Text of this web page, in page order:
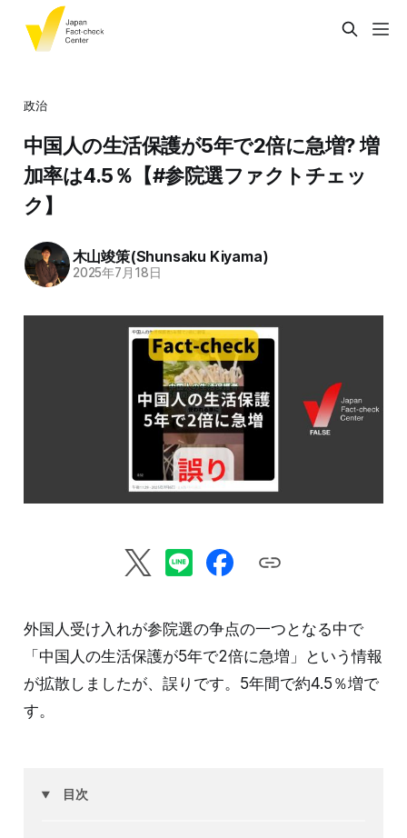
政治
中国人の生活保護が5年で2倍に急増? 増
加率は4.5％【#参院選ファクトチェッ
ク】
木山竣策(Shunsaku Kiyama)
2025年7月18日
外国人受け入れが参院選の争点の一つとなる中で
「中国人の生活保護が5年で2倍に急増」という情報
が拡散しましたが、誤りです。5年間で約4.5％増で
す。
目次